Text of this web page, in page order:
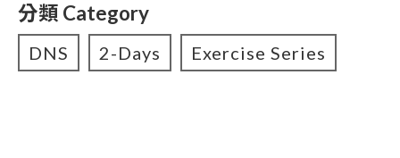
分類 Category
DNS 2-Days Exercise Series